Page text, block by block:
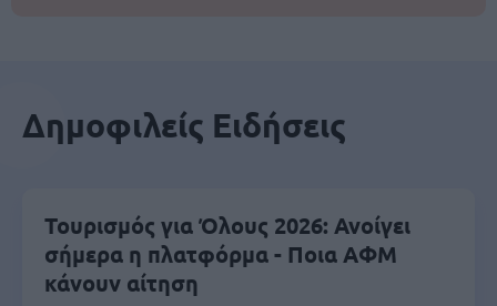
Δημοφιλείς Ειδήσεις
Τουρισμός για Όλους 2026: Ανοίγει
σήμερα η πλατφόρμα - Ποια ΑΦΜ
κάνουν αίτηση